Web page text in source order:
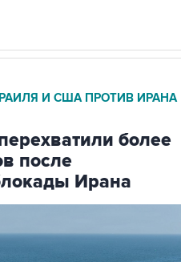
И США ПРОТИВ ИРАНА
более
после
Ирана